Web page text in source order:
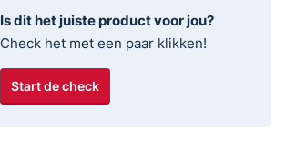
Is dit het juiste product voor jou?
Check het met een paar klikken!
Start de check